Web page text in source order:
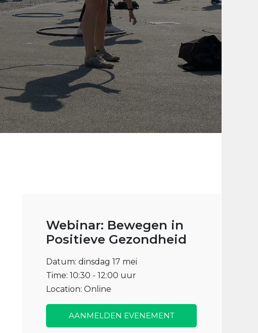
Webinar: Bewegen in
Positieve Gezondheid
Datum: dinsdag 17 mei
Time: 10:30 - 12:00 uur
Location: Online
AANMELDEN EVENEMENT